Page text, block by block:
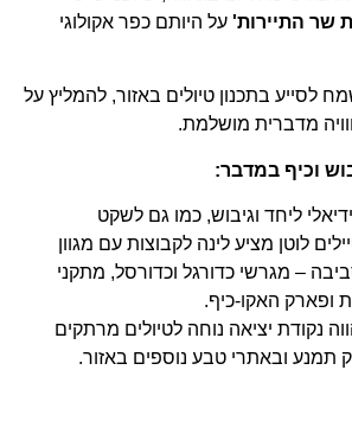
התיירות'על היותם כפר אקולוגי
בתכנון טיולים באזור, להמליץ על
מדברית מושלמת.
וכיף במדבר:
ליחד וגיבוש, כמו גם לשקט
לוטן מציע לינה לקבוצות עם מגוון
– מגרשי כדורגל וכדורסל, מתקני
האקו-כיף.
נקודת יציאה נוחה לטיולים מרתקים
ובאתרי טבע נוספים באזור.